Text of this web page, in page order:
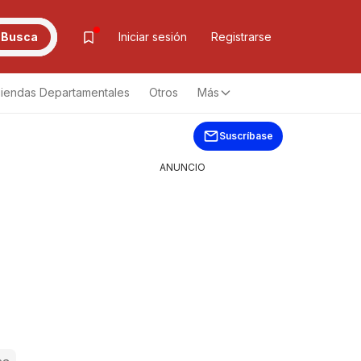
Busca Iniciar sesión Registrarse
Departamentales Otros Más
Suscríbase
ANUNCIO